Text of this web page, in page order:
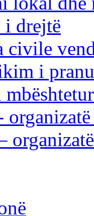
i drejtë
civile
i